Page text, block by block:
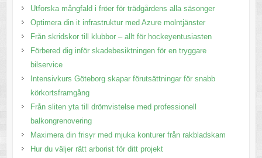
Utforska mångfald i fröer för trädgårdens alla säsonger
Optimera din it infrastruktur med Azure molntjänster
Från skridskor till klubbor – allt för hockeyentusiasten
Förbered dig inför skadebesiktningen för en tryggare
bilservice
Intensivkurs Göteborg skapar förutsättningar för snabb
körkortsframgång
Från sliten yta till drömvistelse med professionell
balkongrenovering
Maximera din frisyr med mjuka konturer från rakbladskam
Hur du väljer rätt arborist för ditt projekt